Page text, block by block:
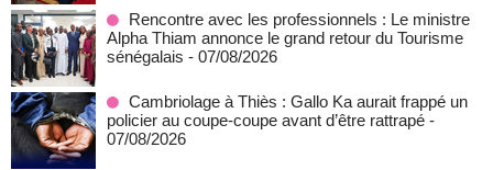
Rencontre avec les professionnels : Le ministre
Alpha Thiam annonce le grand retour du Tourisme
sénégalais - 07/08/2026
Cambriolage à Thiès : Gallo Ka aurait frappé un
policier au coupe-coupe avant d’être rattrapé -
07/08/2026